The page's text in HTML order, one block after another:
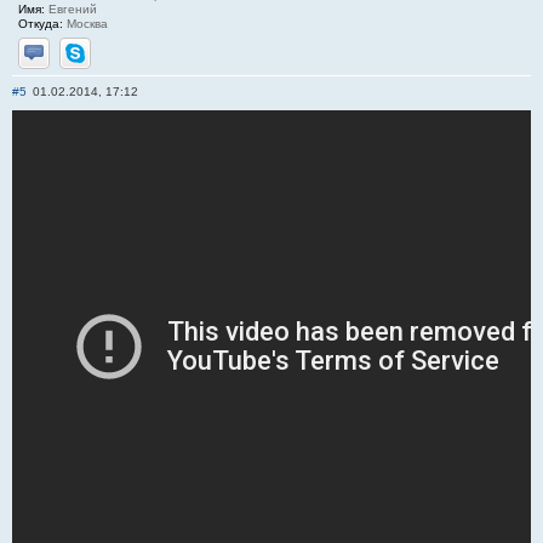
Имя: Евгений
Откуда: Москва
Отправить личное сообщение
Skype
#5 01.02.2014, 17:12